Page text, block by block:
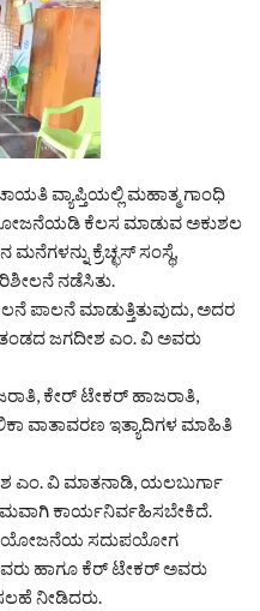
ವ್ಯಾಪ್ತಿಯಲ್ಲಿ ಮಹಾತ್ಮ ಗಾಂಧಿ
ಯೋಜನೆಯಡಿ ಕೆಲಸ ಮಾಡುವ ಅಕುಶಲ
ಕ್ರೆಚ್ಛಸ್ ಸಂಸ್ಥೆ,
ನಡೆಸಿತು.
ಪಾಲನೆ ಮಾಡುತ್ತಿತುವುದು, ಅದರ
ತಂಡದ ಜಗದೀಶ ಎಂ. ವಿ ಅವರು
ಕೇರ್ ಟೇಕರ್ ಹಾಜರಾತಿ,
ವಾತಾವರಣ ಇತ್ಯಾದಿಗಳ ಮಾಹಿತಿ
ಎಂ. ವಿ ಮಾತನಾಡಿ, ಯಲಬುರ್ಗಾ
ಕಾರ್ಯನಿರ್ವಹಿಸಬೇಕಿದೆ.
ಯೋಜನೆಯ ಸದುಪಯೋಗ
ಹಾಗೂ ಕೆರ್ ಟೇಕರ್ ಅವರು
ನೀಡಿದರು.